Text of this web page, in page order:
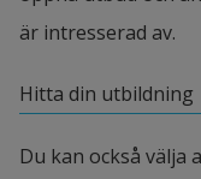
är intresserad av.
Hitta din utbildning
Du kan också välja